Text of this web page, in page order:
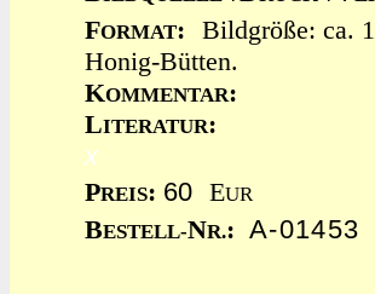
FORMAT:
Bildgröße: ca.
Honig-Bütten.
KOMMENTAR:
LITERATUR:
x
PREIS: 60 EUR
BESTELL-NR.: A-01453